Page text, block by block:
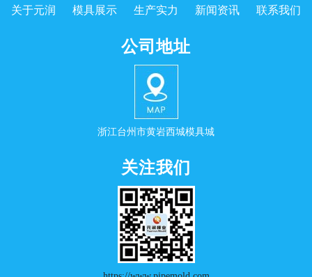
关于元润 模具展示 生产实力 新闻资讯 联系我们
公司地址
浙江台州市黄岩西城模具城
关注我们